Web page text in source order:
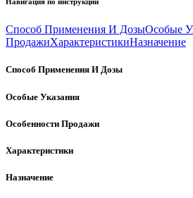
Способ Применения И ДозыОсобые
ПродажиХарактеристикиНазначение
Способ Применения И Дозы
Особые Указания
Особенности Продажи
Характеристики
Назначение